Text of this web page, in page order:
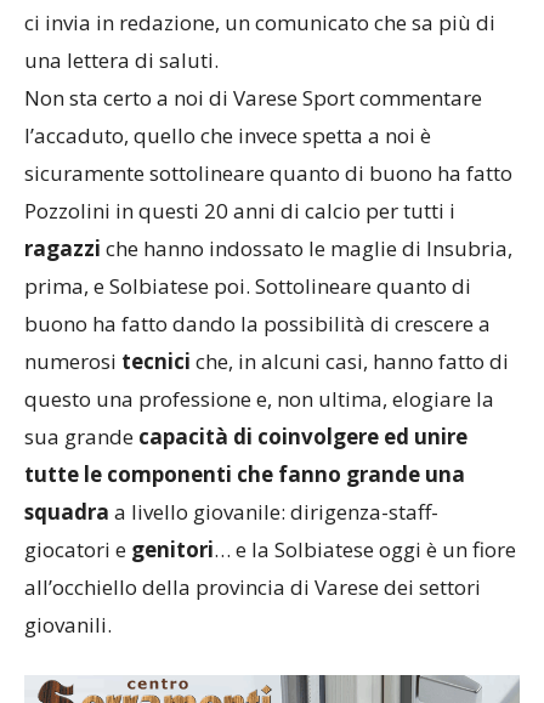
ci invia in redazione, un comunicato che sa più di
una lettera di saluti.
Non sta certo a noi di Varese Sport commentare
l’accaduto, quello che invece spetta a noi è
sicuramente sottolineare quanto di buono ha fatto
Pozzolini in questi 20 anni di calcio per tutti i
ragazzi che hanno indossato le maglie di Insubria,
prima, e Solbiatese poi. Sottolineare quanto di
buono ha fatto dando la possibilità di crescere a
numerosi tecnici che, in alcuni casi, hanno fatto di
questo una professione e, non ultima, elogiare la
sua grande capacità di coinvolgere ed unire
tutte le componenti che fanno grande una
squadra a livello giovanile: dirigenza-staff-
giocatori e genitori… e la Solbiatese oggi è un fiore
all’occhiello della provincia di Varese dei settori
giovanili.